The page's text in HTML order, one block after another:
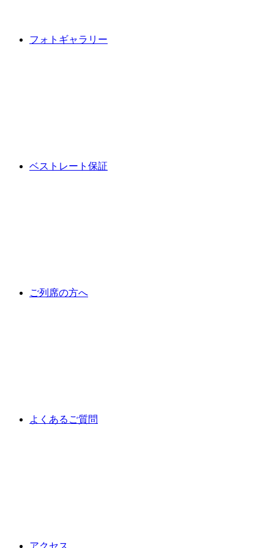
フォトギャラリー
ベストレート保証
ご列席の方へ
よくあるご質問
アクセス